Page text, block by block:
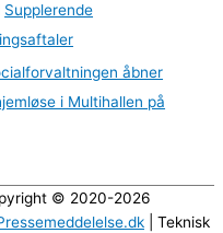
Supplerende
åbner
i Multihallen på
© 2020-2026
| Teknisk